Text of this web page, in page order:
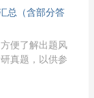
总（含部分答
便了解出题风
真题，以供参